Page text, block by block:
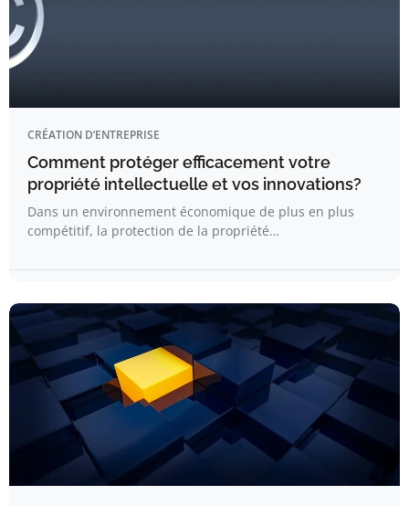
CRÉATION D’ENTREPRISE
Comment protéger efficacement votre
propriété intellectuelle et vos innovations?
Dans un environnement économique de plus en plus
compétitif, la protection de la propriété…